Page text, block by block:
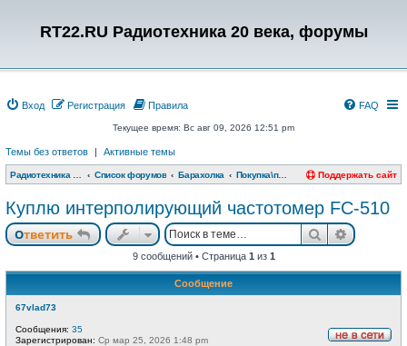
RT22.RU Радиотехника 20 века, форумы
Вход Регистрация FAQ
Правила
Текущее время: Вс авг 09, 2026 12:51 pm
Темы без ответов | Активные темы
Список форумов Барахолка Покупка\продажа измерительная техника Поддержать сайт
Куплю интерполирующий частотомер FC-510
Ответить Поиск
9 сообщений • Страница 1 из 1
Сообщение
67vlad73
Сообщения: 35
Зарегистрирован: Ср мар 25, 2026 1:48 pm